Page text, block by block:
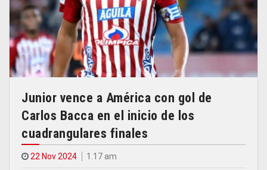
Junior vence a América con gol de
Carlos Bacca en el inicio de los
cuadrangulares finales
22 Nov 2024 1.17 am